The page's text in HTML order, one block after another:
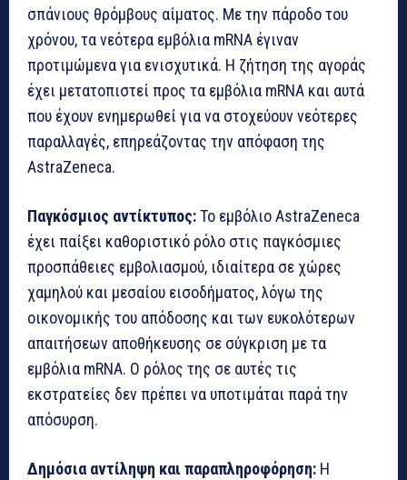
σπάνιους θρόμβους αίματος. Με την πάροδο του
χρόνου, τα νεότερα εμβόλια mRNA έγιναν
προτιμώμενα για ενισχυτικά. Η ζήτηση της αγοράς
έχει μετατοπιστεί προς τα εμβόλια mRNA και αυτά
που έχουν ενημερωθεί για να στοχεύουν νεότερες
παραλλαγές, επηρεάζοντας την απόφαση της
AstraZeneca.
Παγκόσμιος αντίκτυπος:Το εμβόλιο AstraZeneca
έχει παίξει καθοριστικό ρόλο στις παγκόσμιες
προσπάθειες εμβολιασμού, ιδιαίτερα σε χώρες
χαμηλού και μεσαίου εισοδήματος, λόγω της
οικονομικής του απόδοσης και των ευκολότερων
απαιτήσεων αποθήκευσης σε σύγκριση με τα
εμβόλια mRNA. Ο ρόλος της σε αυτές τις
εκστρατείες δεν πρέπει να υποτιμάται παρά την
απόσυρση.
Δημόσια αντίληψη και παραπληροφόρηση: Η